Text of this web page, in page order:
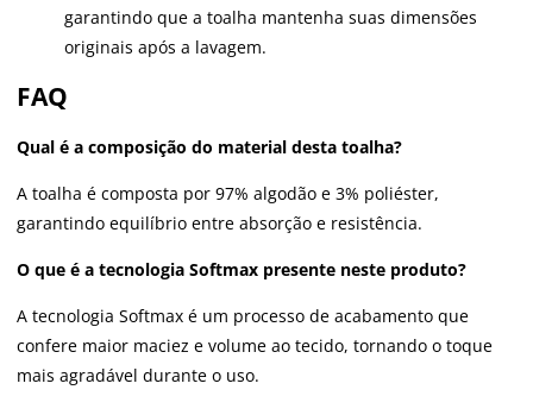
garantindo que a toalha mantenha suas dimensões
originais após a lavagem.
FAQ
Qual é a composição do material desta toalha?
A toalha é composta por 97% algodão e 3% poliéster,
garantindo equilíbrio entre absorção e resistência.
O que é a tecnologia Softmax presente neste produto?
A tecnologia Softmax é um processo de acabamento que
confere maior maciez e volume ao tecido, tornando o toque
mais agradável durante o uso.